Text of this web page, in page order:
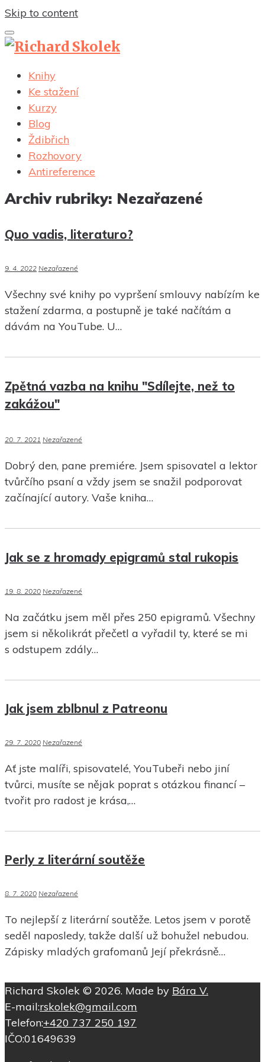
Skip to content
Knihy
Ke stažení
Kurzy
Blog
Ždibřich
Rozhovory
Antireference
Archiv rubriky: Nezařazené
Quo vadis, literaturo?
9. 4. 2022 Nezařazené
Všechny své knihy po vypršení smlouvy nabízím ke
stažení zdarma, a postupně je také načítám a
dávám na YouTube. U…
Zpětná vazba na knihu "Sdílejte, než to
zakážou"
20. 7. 2021 Nezařazené
Dobrý den, pane premiére. Jsem spisovatel a lektor
tvůrčího psaní a vždy jsem se snažil podporovat
začínající autory. Vaše kniha…
Jak se z hromady epigramů stal rukopis
19. 8. 2020 Nezařazené
Na začátku jsem měl přes 250 epigramů. Všechny
jsem si několikrát přečetl a vyřadil ty, které se mi
s odstupem zdály…
Jak jsem zblbnul z Patreonu
29. 7. 2020 Nezařazené
Ať jste malíři, spisovatelé, YouTubeři nebo jiní
tvůrci, musíte se nějak poprat s otázkou financí –
tvořit pro radost je krása,…
Perly z literární soutěže
8. 7. 2020 Nezařazené
To nejlepší z literární soutěže. Letos jsem v porotě
seděl naposledy, takže další už bohužel nebudou.
Zápisky mladých grafomanů Její překrásně…
Richard Skolek © 2026. Made by Bára V.
E-mail:rskolek@gmail.com
Telefon:+420 737 250 197
IČO:01649639